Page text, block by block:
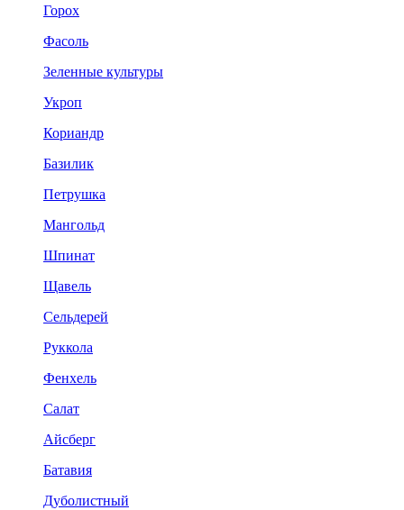
Горох
Фасоль
Зеленные культуры
Укроп
Кориандр
Базилик
Петрушка
Мангольд
Шпинат
Щавель
Сельдерей
Руккола
Фенхель
Салат
Айсберг
Батавия
Дуболистный